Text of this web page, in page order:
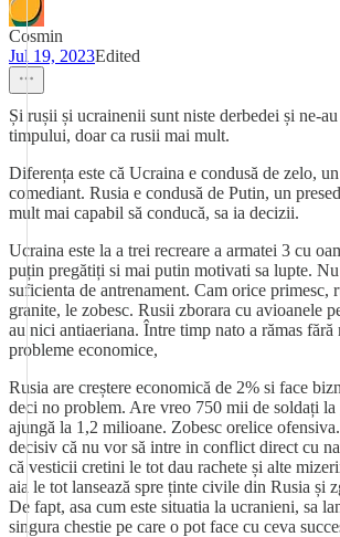
Cosmin
Jul 19, 2023Edited
Și rușii și ucrainenii sunt niste derbedei și ne-
timpului, doar ca rusii mai mult.
Diferența este că Ucraina e condusă de zelo,
comediant. Rusia e condusă de Putin, un
mult mai capabil să conducă, sa ia decizii.
Ucraina este la a trei recreare a armatei 3 cu
puțin pregătiți si mai putin motivati sa lupte. Nu
suficienta de antrenament. Cam orice primesc,
granite, le zobesc. Rusii zborara cu avioanele
au nici antiaeriana. Între timp nato a rămas
probleme economice,
Rusia are creștere economică de 2% si face
deci no problem. Are vreo 750 mii de soldați la
ajungă la 1,2 milioane. Zobesc orelice
decisiv că nu vor să intre in conflict direct cu
că vesticii cretini le tot dau rachete și alte
aia le tot lansează spre ținte civile din Rusia și
De fapt, asa cum este situatia la ucranieni, sa
singura chestie pe care o pot face cu ceva